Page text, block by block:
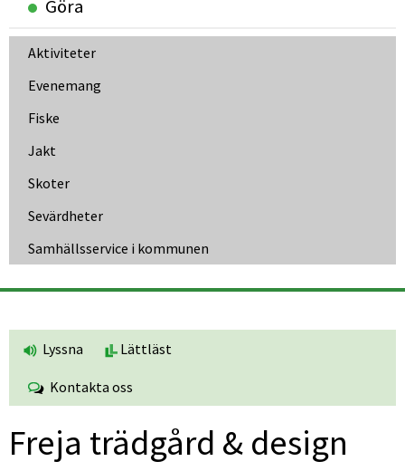
Göra
Aktiviteter
Evenemang
Fiske
Jakt
Skoter
Sevärdheter
Samhällsservice i kommunen
Lyssna Lättläst
Kontakta oss
Freja trädgård & design